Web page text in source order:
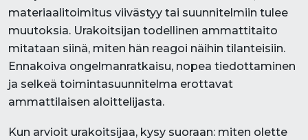
materiaalitoimitus viivästyy tai suunnitelmiin tulee
muutoksia. Urakoitsijan todellinen ammattitaito
mitataan siinä, miten hän reagoi näihin tilanteisiin.
Ennakoiva ongelmanratkaisu, nopea tiedottaminen
ja selkeä toimintasuunnitelma erottavat
ammattilaisen aloittelijasta.
Kun arvioit urakoitsijaa, kysy suoraan: miten olette